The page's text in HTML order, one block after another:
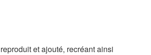
et ajouté, recréant ainsi